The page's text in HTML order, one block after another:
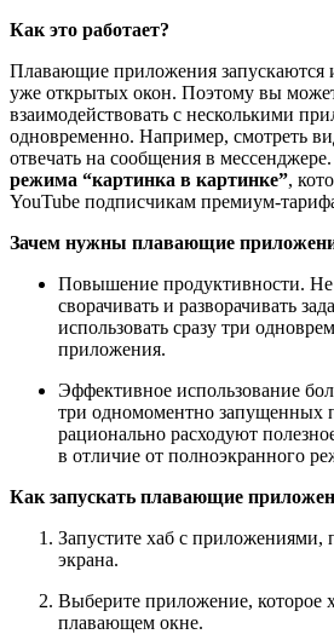
Как это работает?
Плавающие приложения запускаются
уже открытых окон. Поэтому вы
взаимодействовать с несколькими
одновременно. Например, смотреть
отвечать на сообщения в
режима “картинка в картинке”,
YouTube подписчикам премиум-
Зачем нужны плавающие
Повышение продуктивности.
сворачивать и разворачивать
использовать сразу три
приложения.
Эффективное использование
три одномоментно запущенных
рационально расходуют
в отличие от полноэкранного
Как запускать плавающие
Запустите хаб с приложениями,
экрана.
Выберите приложение, которое
плавающем окне.